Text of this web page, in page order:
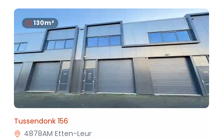
130m²
Tussendonk 156
4878AM Etten-Leur